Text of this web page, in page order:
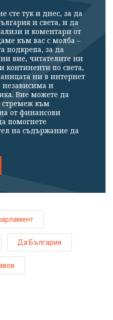
сте тук и днес, за да
и света, и да
и коментари от
към вас с молба –
подкрепа, за да
вие, читателите ни
континенти по света,
ни в интернет
независима и
Вие можете да
стремеж към
от финансови
помогнете
на съдържание да
Да България